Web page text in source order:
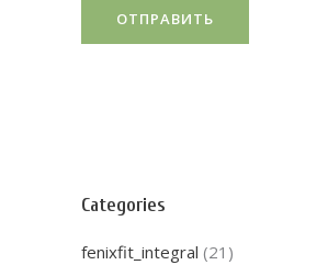
Categories
fenixfit_integral (21)